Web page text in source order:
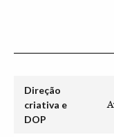
Direção
criativa e
DOP